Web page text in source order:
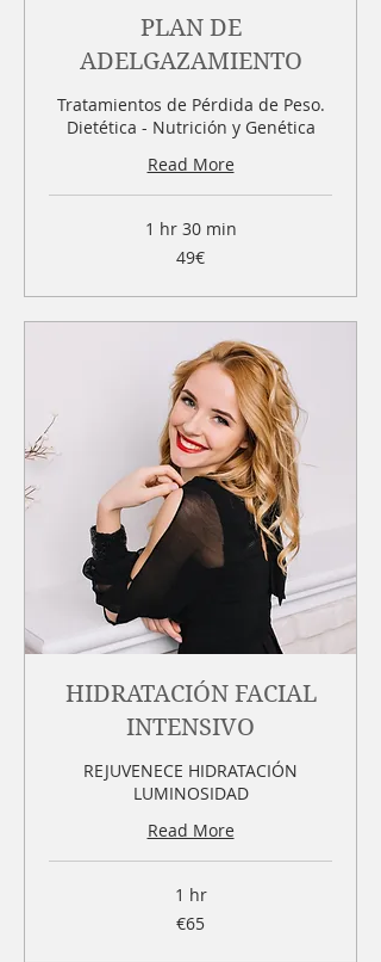
PLAN DE
ADELGAZAMIENTO
Tratamientos de Pérdida de Peso.
Dietética - Nutrición y Genética
Read More
1 hr 30 min
49€
HIDRATACIÓN FACIAL
INTENSIVO
REJUVENECE HIDRATACIÓN
LUMINOSIDAD
Read More
1 hr
€65